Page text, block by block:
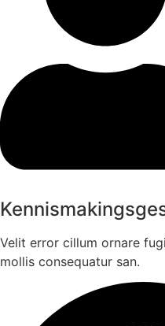
Velit error cillum ornare
mollis consequatur san.